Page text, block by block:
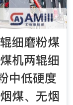
细磨粉煤
机两辊细
中低硬度
煤、无烟